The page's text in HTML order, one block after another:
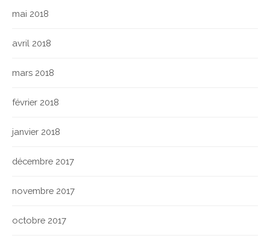
mai 2018
avril 2018
mars 2018
février 2018
janvier 2018
décembre 2017
novembre 2017
octobre 2017